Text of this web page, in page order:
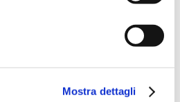
Mostra dettagli